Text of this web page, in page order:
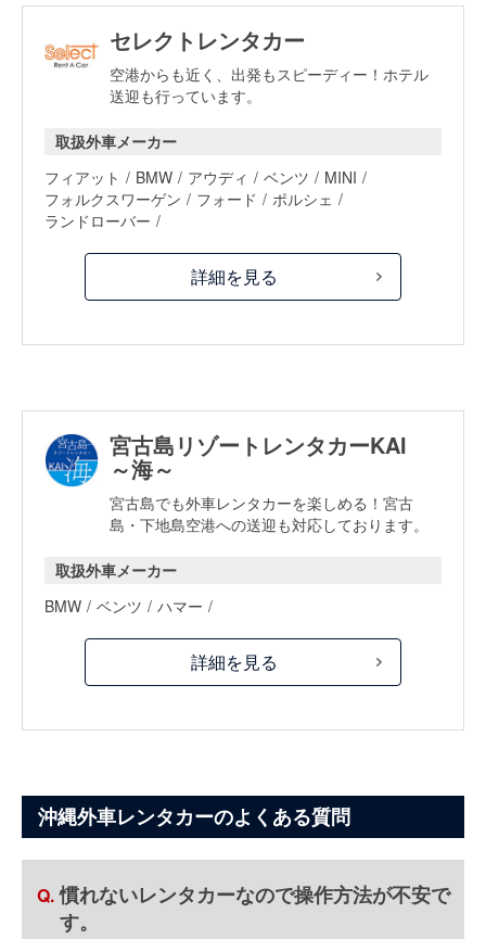
セレクトレンタカー
空港からも近く、出発もスピーディー！ホテル
送迎も行っています。
取扱外車メーカー
フィアット
BMW アウディ ベンツ
MINI
フォルクスワーゲン
フォード
ポルシェ
ランドローバー
詳細を見る
宮古島リゾートレンタカーKAI
～海～
宮古島でも外車レンタカーを楽しめる！宮古
島・下地島空港への送迎も対応しております。
取扱外車メーカー
BMW
ベンツ ハマー
詳細を見る
沖縄外車レンタカーのよくある質問
慣れないレンタカーなので操作方法が不安で
す。